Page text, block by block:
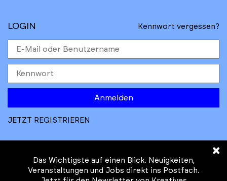
LOGIN Kennwort vergessen?
Anmelden
JETZT REGISTRIEREN
×
Das Wichtigste auf einen Blick. Neuigkeiten,
Veranstaltungen und Jobs direkt ins Postfach.